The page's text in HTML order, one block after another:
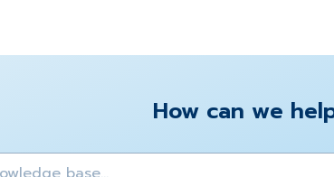
How can we